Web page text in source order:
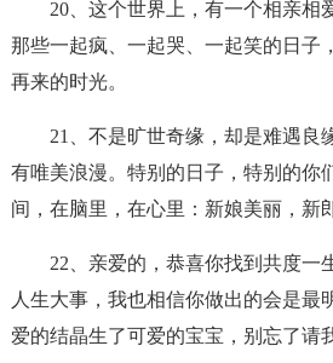
20、这个世界上，有一个相亲相
那些一起疯、一起哭、一起笑的日子
再来的时光。
21、不是旷世奇缘，却是难遇良
有唯美浪漫。特别的日子，特别的你
间，在脑里，在心里：新娘美丽，新
22、亲爱的，恭喜你找到共度一
人生大事，我也相信你做出的会是最
爱的结晶生了可爱的宝宝，别忘了请